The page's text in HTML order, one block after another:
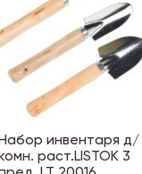
Набор инвентаря д/
раст.LISTOK 3